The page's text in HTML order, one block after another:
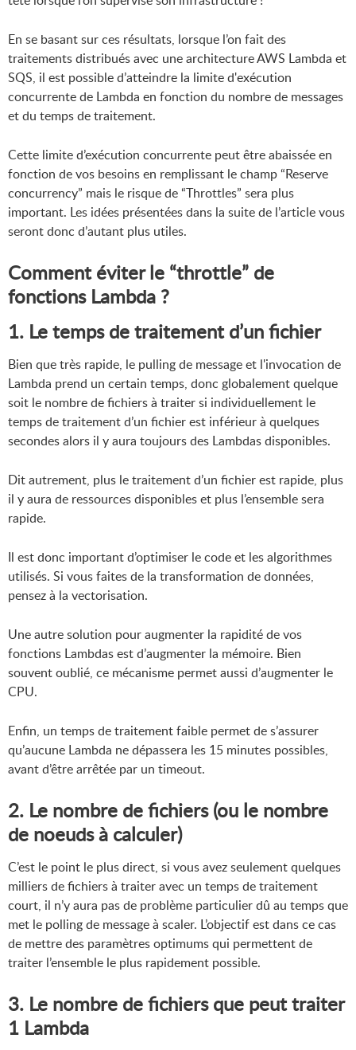
En se basant sur ces résultats, lorsque l’on fait des
traitements distribués avec une architecture AWS Lambda et
SQS, il est possible d’atteindre la limite d'exécution
concurrente de Lambda en fonction du nombre de messages
et du temps de traitement.
Cette limite d’exécution concurrente peut être abaissée en
fonction de vos besoins en remplissant le champ “Reserve
concurrency” mais le risque de “Throttles” sera plus
important. Les idées présentées dans la suite de l’article vous
seront donc d’autant plus utiles.
Comment éviter le “throttle” de
fonctions Lambda ?
1. Le temps de traitement d’un fichier
Bien que très rapide, le pulling de message et l'invocation de
Lambda prend un certain temps, donc globalement quelque
soit le nombre de fichiers à traiter si individuellement le
temps de traitement d’un fichier est inférieur à quelques
secondes alors il y aura toujours des Lambdas disponibles.
Dit autrement, plus le traitement d’un fichier est rapide, plus
il y aura de ressources disponibles et plus l’ensemble sera
rapide.
Il est donc important d’optimiser le code et les algorithmes
utilisés. Si vous faites de la transformation de données,
pensez à la vectorisation.
Une autre solution pour augmenter la rapidité de vos
fonctions Lambdas est d’augmenter la mémoire. Bien
souvent oublié, ce mécanisme permet aussi d’augmenter le
CPU.
Enfin, un temps de traitement faible permet de s’assurer
qu’aucune Lambda ne dépassera les 15 minutes possibles,
avant d’être arrêtée par un timeout.
2. Le nombre de fichiers (ou le nombre
de noeuds à calculer)
C’est le point le plus direct, si vous avez seulement quelques
milliers de fichiers à traiter avec un temps de traitement
court, il n’y aura pas de problème particulier dû au temps que
met le polling de message à scaler. L’objectif est dans ce cas
de mettre des paramètres optimums qui permettent de
traiter l’ensemble le plus rapidement possible.
3. Le nombre de fichiers que peut traiter
1 Lambda